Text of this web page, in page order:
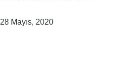
28 Mayıs, 2020